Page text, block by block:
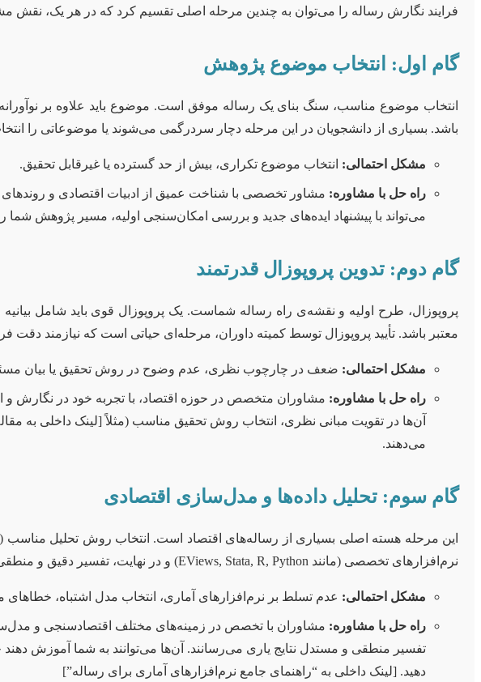
فرایند نگارش رساله را می‌توان به چندین مرحله اصلی تقسیم کرد که در هر یک، نقش
گام اول: انتخاب موضوع پژوهش
انتخاب موضوع مناسب، سنگ بنای یک رساله موفق است. موضوع باید علاوه بر
باشد. بسیاری از دانشجویان در این مرحله دچار سردرگمی می‌شوند یا موضوعاتی را
مشکل احتمالی: انتخاب موضوع تکراری، بیش از حد گسترده یا غیرقابل تحقیق.
راه حل با مشاوره: مشاور تخصصی با شناخت عمیق از ادبیات اقتصادی و
می‌تواند با پیشنهاد ایده‌های جدید و بررسی امکان‌سنجی اولیه، مسیر پژوهش
گام دوم: تدوین پروپوزال قدرتمند
پروپوزال، طرح اولیه و نقشه‌ی راه رساله شماست. یک پروپوزال قوی باید شامل
معتبر باشد. تأیید پروپوزال توسط کمیته داوران، مرحله‌ای حیاتی است که نیازمند دقت
مشکل احتمالی: ضعف در چارچوب نظری، عدم وضوح در روش تحقیق یا بیان
راه حل با مشاوره: مشاوران متخصص در حوزه اقتصاد، با تجربه خود در نگارش و
آن‌ها در تقویت مبانی نظری، انتخاب روش تحقیق مناسب (مثلاً [لینک داخلی به
می‌دهند.
گام سوم: تحلیل داده‌ها و مدل‌سازی اقتصادی
این مرحله هسته اصلی بسیاری از رساله‌های اقتصاد است. انتخاب روش تحلیل مناسب
نرم‌افزارهای تخصصی (مانند EViews, Stata, R, Python) و در نهایت، تفسیر دقیق و منطقی نتایج، نیازمند دانش فنی و تجربی قابل توجهی است.
مشکل احتمالی: عدم تسلط بر نرم‌افزارهای آماری، انتخاب مدل اشتباه، خطاهای
راه حل با مشاوره: مشاوران با تخصص در زمینه‌های مختلف اقتصادسنجی و
تفسیر منطقی و مستدل نتایج یاری می‌رسانند. آن‌ها می‌توانند به شما آموزش دهند
دهید. [لینک داخلی به “راهنمای جامع نرم‌افزارهای آماری برای رساله”]